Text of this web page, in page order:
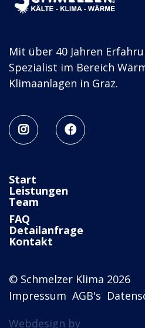
Mit über 40 Jahren
Spezialist im Bereich
Klimaanlagen in Graz.
 
Start
Leistungen
Team
FAQ
Detailanfrage
Kontakt
© Schmelzer Klima 2026
Impressum AGB's
Webdesign by